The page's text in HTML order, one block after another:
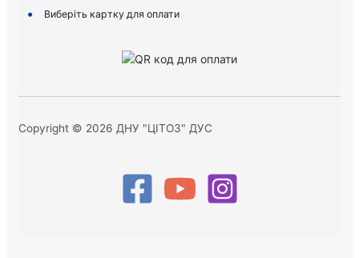
Виберіть картку для оплати
Copyright © 2026 ДНУ "ЦІТОЗ" ДУС